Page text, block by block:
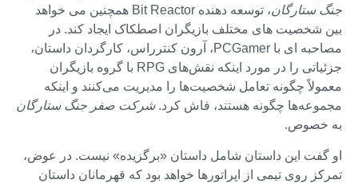
جنگ ستارگان
، توسعه دهنده Bit Reactor همچنین می خواهد
بین شخصیت های مختلف بازیگران اصطکاک ایجاد کند. در
مصاحبه ای با PCGamer، آرون کنترراس، کارگردان داستان،
جزئیاتی را در مورد اینکه نقش‌های RPG با گروه بازیگران
معمولاً چگونه تعامل شخصیت‌ها را مدیریت می‌کنند و اینکه
مجموعه‌ها چگونه هستند، فاش کرد.شرکت صفر جنگ ستارگان
به خصوص.
او گفت این داستان شامل داستان «برگزیده» نیست. در عوض،
تمرکز روی تیمی از اپراتورها خواهد بود که قهرمانان داستان